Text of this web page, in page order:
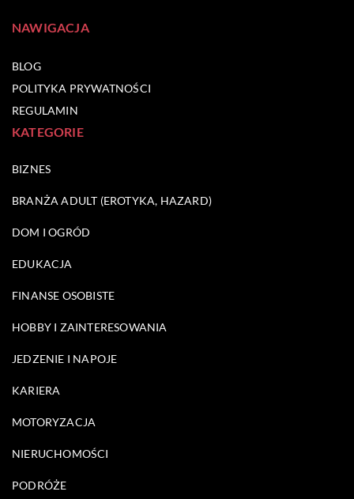
NAWIGACJA
BLOG
POLITYKA PRYWATNOŚCI
REGULAMIN
KATEGORIE
BIZNES
BRANŻA ADULT (EROTYKA, HAZARD)
DOM I OGRÓD
EDUKACJA
FINANSE OSOBISTE
HOBBY I ZAINTERESOWANIA
JEDZENIE I NAPOJE
KARIERA
MOTORYZACJA
NIERUCHOMOŚCI
PODRÓŻE